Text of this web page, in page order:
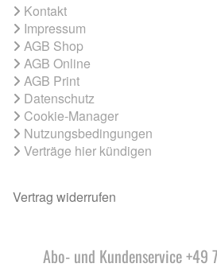
Kontakt
Impressum
AGB Shop
AGB Online
AGB Print
Datenschutz
Cookie-Manager
Nutzungsbedingungen
Verträge hier kündigen
Vertrag widerrufen
Abo- und Kundenservice